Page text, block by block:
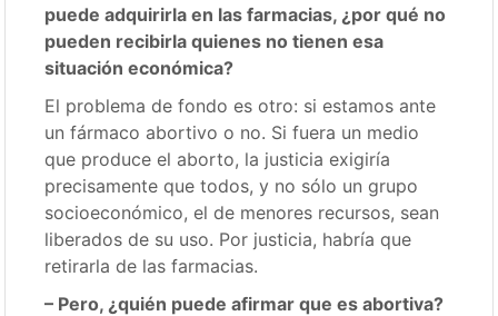
puede adquirirla en las farmacias, ¿por qué no
pueden recibirla quienes no tienen esa
situación económica?
El problema de fondo es otro: si estamos ante
un fármaco abortivo o no. Si fuera un medio
que produce el aborto, la justicia exigiría
precisamente que todos, y no sólo un grupo
socioeconómico, el de menores recursos, sean
liberados de su uso. Por justicia, habría que
retirarla de las farmacias.
– Pero, ¿quién puede afirmar que es abortiva?